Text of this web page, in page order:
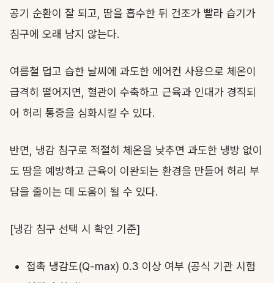
공기 순환이 잘 되고, 땀을 흡수한 뒤 건조가 빨라 습기가
침구에 오래 남지 않는다.
여름철 덥고 습한 날씨에 과도한 에어컨 사용으로 체온이
급격히 떨어지면, 혈관이 수축하고 근육과 인대가 경직되
어 허리 통증을 심화시킬 수 있다.
반면, 냉감 침구로 적절히 체온을 낮추면 과도한 냉방 없이
도 땀을 예방하고 근육이 이완되는 환경을 만들어 허리 부
담을 줄이는 데 도움이 될 수 있다.
[냉감 침구 선택 시 확인 기준]
접촉 냉감도(Q-max) 0.3 이상 여부 (공식 기관 시험